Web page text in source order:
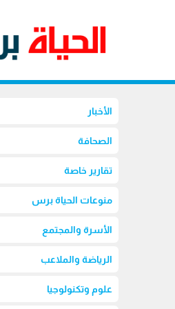
الأخبار
الصحافة
تقارير خاصة
منوعات الحياة برس
الأسرة والمجتمع
الرياضة والملاعب
علوم وتكنولوجيا